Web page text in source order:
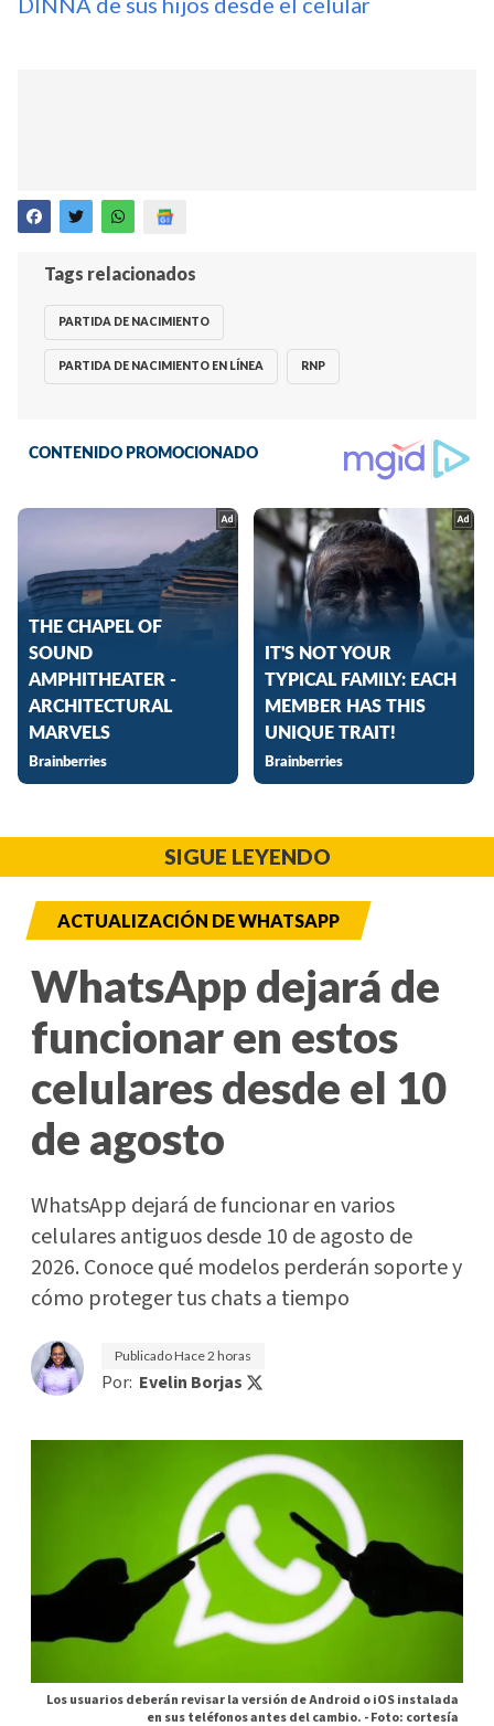
Tags relacionados
PARTIDA DE NACIMIENTO
PARTIDA DE NACIMIENTO EN LÍNEA RNP
SIGUE LEYENDO
ACTUALIZACIÓN DE WHATSAPP
WhatsApp dejará de
funcionar en estos
celulares desde el 10
de agosto
WhatsApp dejará de funcionar en varios
celulares antiguos desde 10 de agosto de
2026. Conoce qué modelos perderán soporte y
cómo proteger tus chats a tiempo
PublicadoHace 2 horas
Por: Evelin Borjas
Los usuarios deberán revisar la versión de Android o iOS instalada
en sus teléfonos antes del cambio. -Foto: cortesía